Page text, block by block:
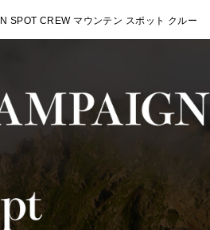
SPOT CREW マウンテン スポット クルー